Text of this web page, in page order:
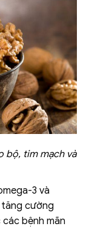
bộ, tim mạch và
3 và
cường
bệnh mãn